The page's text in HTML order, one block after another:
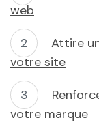
web
Attire
votre site
votre marque